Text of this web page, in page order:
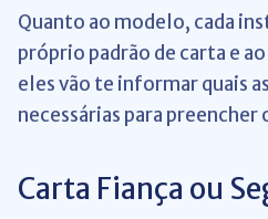
Quanto ao modelo, cada
próprio padrão de carta e
eles vão te informar quais
necessárias para
Carta Fiança ou